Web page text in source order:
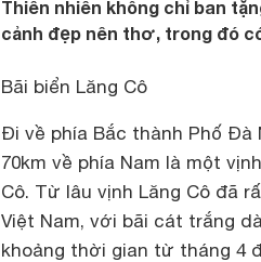
Thiên nhiên không chỉ ban
cảnh đẹp nên thơ, trong đó
Bãi biển Lăng Cô
Đi về phía Bắc thành Phố Đà
70km về phía Nam là một
Cô. Từ lâu vịnh Lăng Cô đã
Việt Nam, với bãi cát trắng
khoảng thời gian từ tháng 4